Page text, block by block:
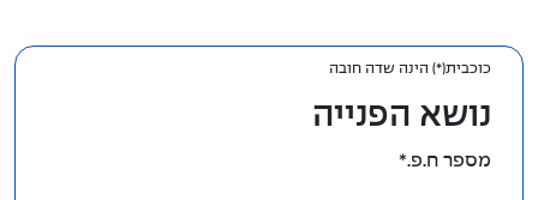
טופס יצירת קשר
כוכבית(*) הינה שדה חובה
נושא הפנייה
מספר ח.פ.*